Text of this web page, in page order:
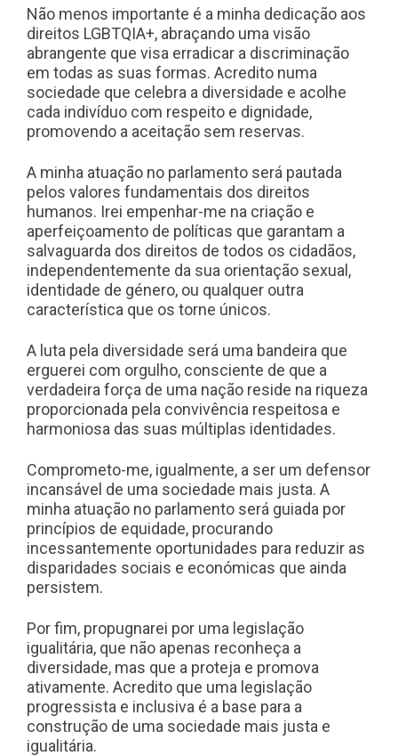
Não menos importante é a minha dedicação aos
direitos LGBTQIA+, abraçando uma visão
abrangente que visa erradicar a discriminação
em todas as suas formas. Acredito numa
sociedade que celebra a diversidade e acolhe
cada indivíduo com respeito e dignidade,
promovendo a aceitação sem reservas.
A minha atuação no parlamento será pautada
pelos valores fundamentais dos direitos
humanos. Irei empenhar-me na criação e
aperfeiçoamento de políticas que garantam a
salvaguarda dos direitos de todos os cidadãos,
independentemente da sua orientação sexual,
identidade de género, ou qualquer outra
característica que os torne únicos.
A luta pela diversidade será uma bandeira que
erguerei com orgulho, consciente de que a
verdadeira força de uma nação reside na riqueza
proporcionada pela convivência respeitosa e
harmoniosa das suas múltiplas identidades.
Comprometo-me, igualmente, a ser um defensor
incansável de uma sociedade mais justa. A
minha atuação no parlamento será guiada por
princípios de equidade, procurando
incessantemente oportunidades para reduzir as
disparidades sociais e económicas que ainda
persistem.
Por fim, propugnarei por uma legislação
igualitária, que não apenas reconheça a
diversidade, mas que a proteja e promova
ativamente. Acredito que uma legislação
progressista e inclusiva é a base para a
construção de uma sociedade mais justa e
igualitária.